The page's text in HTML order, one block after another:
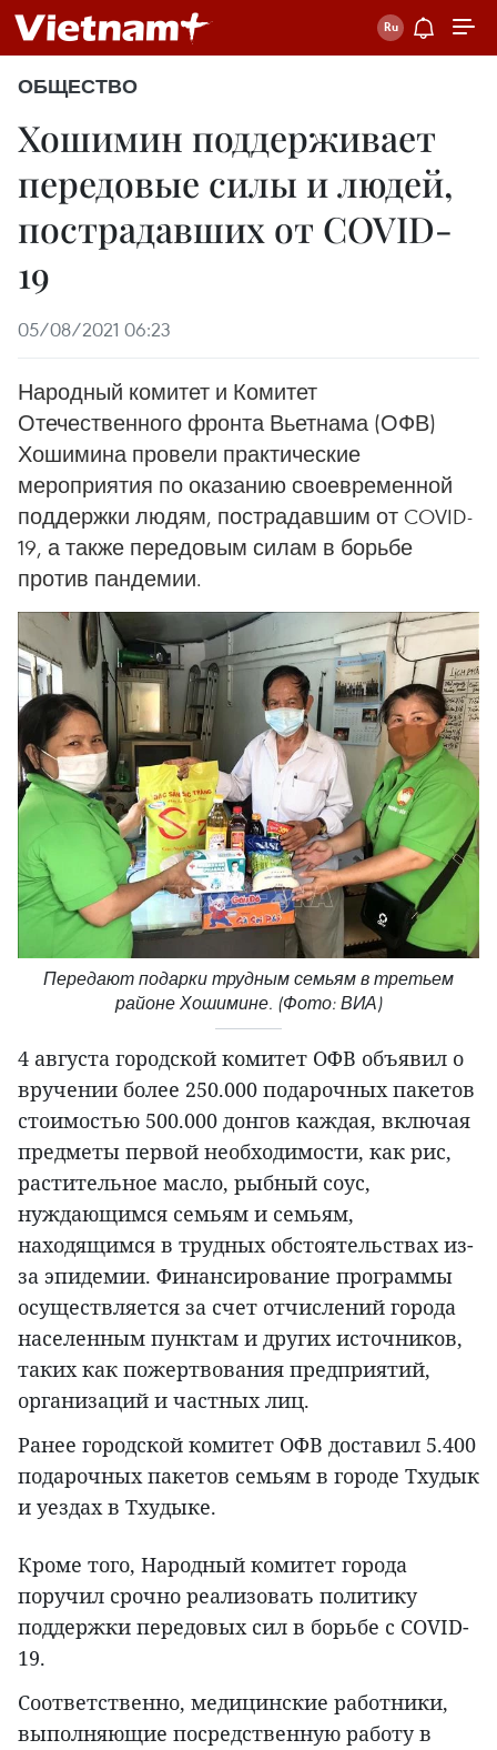
ОБЩЕСТВО
Хошимин поддерживает
передовые силы и людей,
пострадавших от COVID-
19
05/08/2021 06:23
Народный комитет и Комитет
Отечественного фронта Вьетнама (ОФВ)
Хошимина провели практические
мероприятия по оказанию своевременной
поддержки людям, пострадавшим от COVID-
19, а также передовым силам в борьбе
против пандемии.
Передают подарки трудным семьям в третьем
районе Хошимине. (Фото: ВИА)
4 августа городской комитет ОФВ объявил о
вручении более 250.000 подарочных пакетов
стоимостью 500.000 донгов каждая, включая
предметы первой необходимости, как рис,
растительное масло, рыбный соус,
нуждающимся семьям и семьям,
находящимся в трудных обстоятельствах из-
за эпидемии. Финансирование программы
осуществляется за счет отчислений города
населенным пунктам и других источников,
таких как пожертвования предприятий,
организаций и частных лиц.
Ранее городской комитет ОФВ доставил 5.400
подарочных пакетов семьям в городе Тхудык
и уездах в Тхудыке.
Кроме того, Народный комитет города
поручил срочно реализовать политику
поддержки передовых сил в борьбе с COVID-
19.
Соответственно, медицинские работники,
выполняющие посредственную работу в